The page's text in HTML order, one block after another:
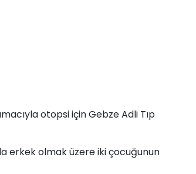
otopsi için Gebze Adli Tıp
erkek olmak üzere iki çocuğunun